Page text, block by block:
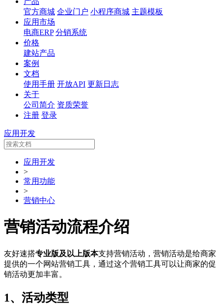
官方商城 企业门户 小程序商城 主题模板
应用市场
电商ERP 分销系统
价格
建站产品
案例
文档
使用手册 开放API 更新日志
关于
公司简介 资质荣誉
注册 登录
应用开发
应用开发
>
常用功能
>
营销中心
营销活动流程介绍
友好速搭专业版及以上版本支持营销活动，营销活动是给商家
提供的一个网站营销工具，通过这个营销工具可以让商家的促
销活动更加丰富。
1、活动类型